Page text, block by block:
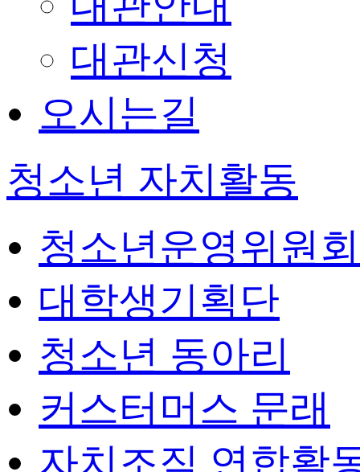
대관신청
오시는길
청소년 자치활동
청소년운영위원회
대학생기획단
청소년 동아리
커스터머스 문래
자치조직 연합활